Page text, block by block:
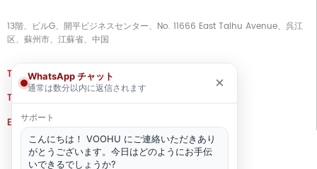
13階、ビルG、開平ビジネスセンター、No. 11666 East Taihu Avenue、呉江
区、蘇州市、江蘇省、中国
TEL
+86 133 5804 1040 (WhatsApp)
TEL
E-MAIL
ソーシャルメディア
WhatsApp チャット
通常は数分以内に返信されます ×
サポート
こんにちは！ VOOHU にご連絡いただきあり
がとうございます。今日はどのようにお手伝
いできるでしょうか?